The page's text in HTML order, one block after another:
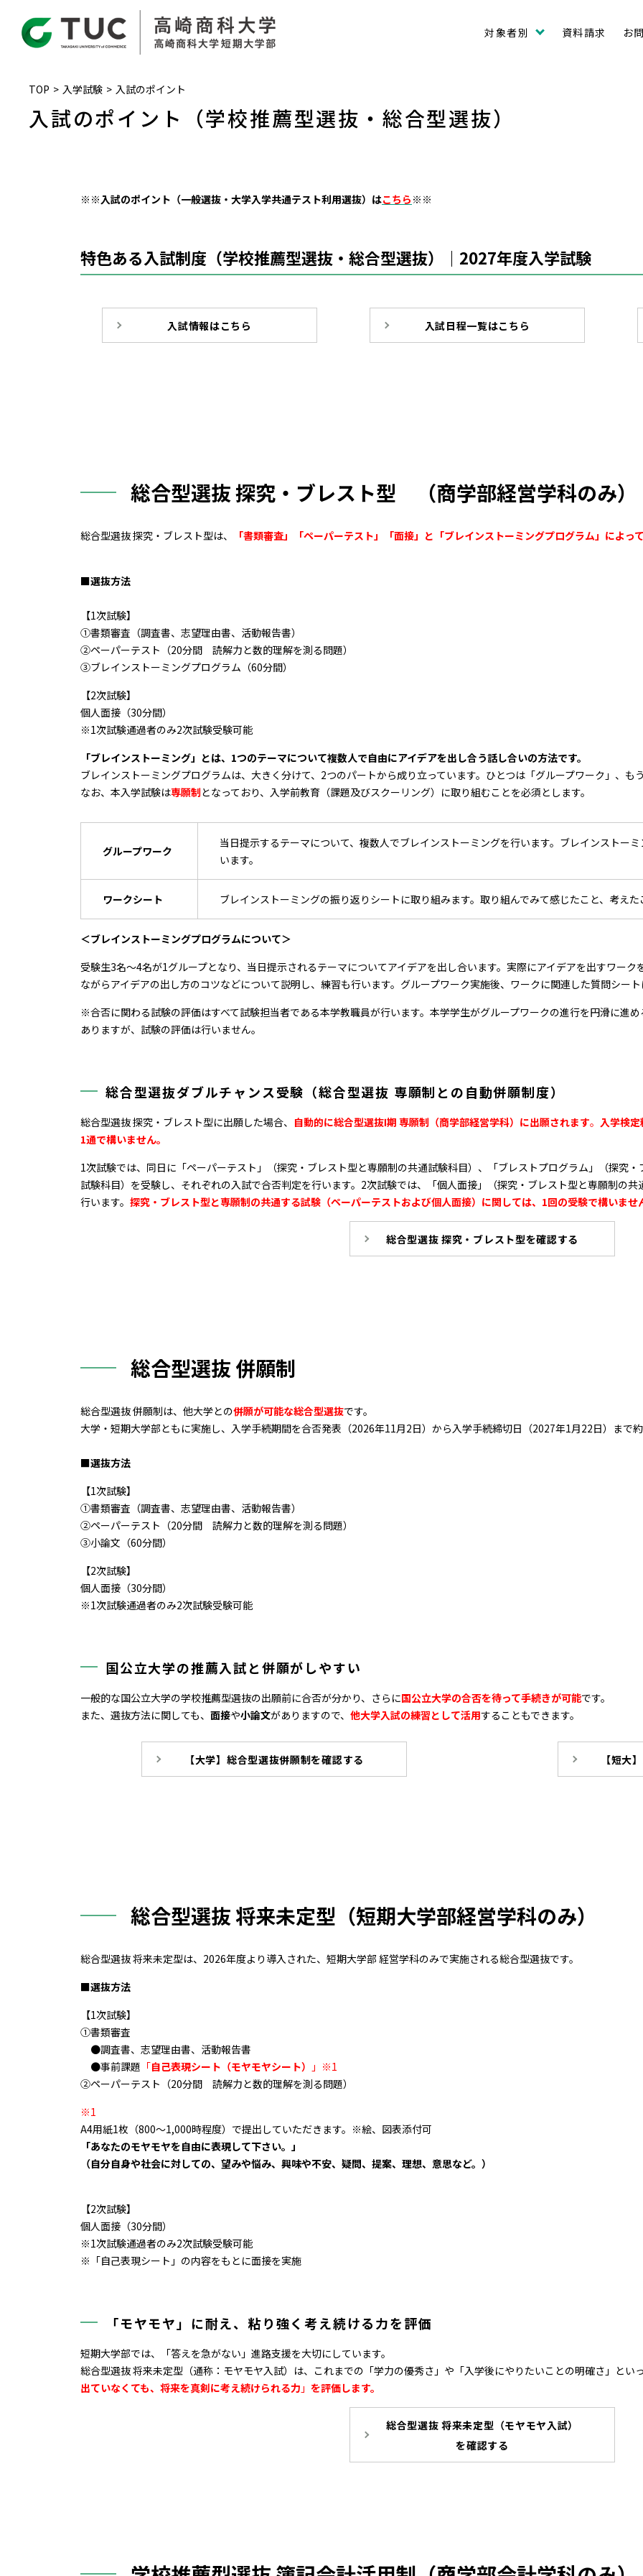
対象者別 資料請求 お
TOP 入学試験 入試のポイント
入試のポイント（学校推薦型選抜・総合型選抜）
※※入試のポイント（一般選抜・大学入学共通テスト利用選抜）はこちら ※※
特色ある入試制度（学校推薦型選抜・総合型選抜）｜2027年度入学試験
入試情報はこちら 入試日程一覧はこちら
総合型選抜 探究・ブレスト型 （商学部経営学科のみ）
総合型選抜 探究・ブレスト型は、 「書類審査」 「ペーパーテスト」「面接」と「ブレインストーミングプログラム」によって
■選抜方法
【1次試験】
①書類審査（調査書、志望理由書、活動報告書）
➁ペーパーテスト（20分間 読解力と数的理解を測る問題）
③ブレインストーミングプログラム（60分間）
【2次試験】
個人面接（30分間）
※1次試験通過者のみ2次試験受験可能
「ブレインストーミング」とは、1つのテーマについて複数人で自由にアイデアを出し合う話し合いの方法です。
ブレインストーミングプログラムは、大きく分けて、2つのパートから成り立っています。ひとつは「グループワーク」、も
なお、本入学試験は専願制となっており、入学前教育（課題及びスクーリング）に取り組むことを必須とします。
グループワーク
当日提示するテーマについて、複数人でブレインストーミングを行います。ブレインストー
います。
ワークシート ブレインストーミングの振り返りシートに取り組みます。取り組んでみて感じたこと、考えた
＜ブレインストーミングプログラムについて＞
受験生3名～4名が1グループとなり、当日提示されるテーマについてアイデアを出し合います。実際にアイデアを出すワー
ながらアイデアの出し方のコツなどについて説明し、練習も行います。グループワーク実施後、ワークに関連した質問シート
※合否に関わる試験の評価はすべて試験担当者である本学教職員が行います。本学学生がグループワークの進行を円滑に進
ありますが、試験の評価は行いません。
総合型選抜ダブルチャンス受験（総合型選抜 専願制との自動併願制度）
総合型選抜 探究・ブレスト型に出願した場合、 自動的に総合型選抜Ⅰ期 専願制（商学部経営学科）に出願されます。 入学検
1通で構いません。
1次試験では、同日に「ペーパーテスト」（探究・ブレスト型と専願制の共通試験科目）、「ブレストプログラム」（探究
試験科目）を受験し、それぞれの入試で合否判定を行います。2次試験では、「個人面接」（探究・ブレスト型と専願制の
行います。 探究・ブレスト型と専願制の共通する試験（ペーパーテストおよび個人面接）に関しては、1回の受験で構いませ
総合型選抜 探究・ブレスト型を確認する
総合型選抜 併願制
総合型選抜 併願制は、他大学との併願が可能な総合型選抜です。
大学・短期大学部ともに実施し、入学手続期間を合否発表（2026年11月2日）から入学手続締切日（2027年1月22日）まで約
■選抜方法
【1次試験】
①書類審査（調査書、志望理由書、活動報告書）
➁ペーパーテスト（20分間 読解力と数的理解を測る問題）
③小論文（60分間）
【2次試験】
個人面接（30分間）
※1次試験通過者のみ2次試験受験可能
国公立大学の推薦入試と併願がしやすい
一般的な国公立大学の学校推薦型選抜の出願前に合否が分かり、さらに国公立大学の合否を待って手続きが可能です。
また、選抜方法に関しても、 面接や小論文がありますので、 他大学入試の練習として活用することもできます。
【大学】総合型選抜併願制を確認する 【短大
総合型選抜 将来未定型（短期大学部経営学科のみ）
総合型選抜 将来未定型は、2026年度より導入された、短期大学部 経営学科のみで実施される総合型選抜です。
■選抜方法
【1次試験】
①書類審査
●調査書、志望理由書、活動報告書
●事前課題 「自己表現シート（モヤモヤシート）
」※1
➁ペーパーテスト（20分間 読解力と数的理解を測る問題）
※1
A4用紙1枚（800～1,000時程度）で提出していただきます。※絵、図表添付可
「あなたのモヤモヤを自由に表現して下さい。」
（自分自身や社会に対しての、望みや悩み、興味や不安、疑問、提案、理想、意思など。）
【2次試験】
個人面接（30分間）
※1次試験通過者のみ2次試験受験可能
※「自己表現シート」の内容をもとに面接を実施
「モヤモヤ」に耐え、粘り強く考え続ける力を評価
短期大学部では、「答えを急がない」進路支援を大切にしています。
総合型選抜 将来未定型（通称：モヤモヤ入試）は、これまでの「学力の優秀さ」や「入学後にやりたいことの明確さ」とい
出ていなくても、将来を真剣に考え続けられる力 」 を評価します。
総合型選抜 将来未定型（モヤモヤ入試）
を確認する